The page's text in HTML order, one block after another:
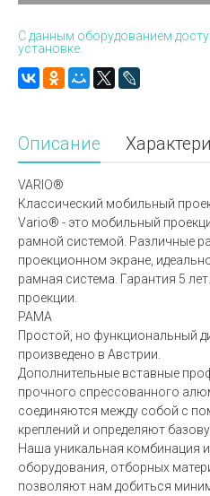
С данным оборудованием
установке.
Описание
VARIO®
Классический мобильный
Vario® - это мобильный
рамной системой. Различные
проекционном экране,
рамная система. Гарантия 5
проекции.
РАМА
Простой, но функциональный
произведено в Австрии.
Дополнительные вставные
прочного спрессованного
соединяются между собой с
креплений и определяют
Наша уникальная комбинация
оборудования, отборных
позволяют нам добиться